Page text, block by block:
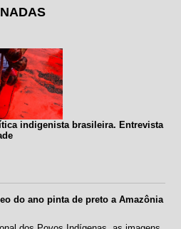
indigenista brasileira. Entrevista
do ano pinta de preto a Amazônia